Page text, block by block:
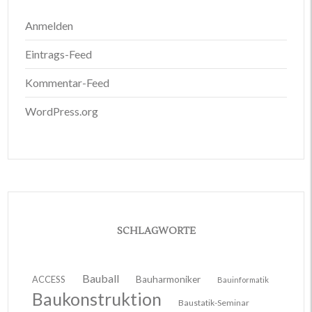
Anmelden
Eintrags-Feed
Kommentar-Feed
WordPress.org
SCHLAGWORTE
ACCESS Bauball Bauharmoniker Bauinformatik
Baukonstruktion Baustatik-Seminar